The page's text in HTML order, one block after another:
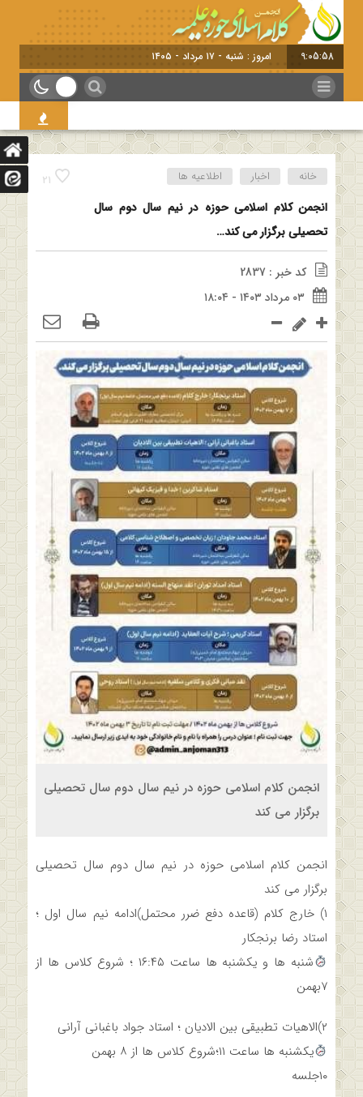
9:05:59 امروز : شنبه - ۱۷ مرداد - ۱۴۰۵
21 خانه اخبار اطلاعیه ها
انجمن کلام اسلامی حوزه در نیم سال دوم سال
تحصیلی برگزار می کند…
کد خبر : 2837
۰۳ مرداد ۱۴۰۳ - ۱۸:۰۴
انجمن کلام اسلامی حوزه در نیم سال دوم سال تحصیلی
برگزار می کند
انجمن کلام اسلامی حوزه در نیم سال دوم سال تحصیلی
برگزار می کند
۱) خارج کلام (قاعده دفع ضرر محتمل)ادامه نیم سال اول ؛
استاد رضا برنجکار
شنبه ها و یکشنبه ها ساعت ۱۶:۴۵ ؛ شروع کلاس ها از
۷بهمن
۲)الاهیات تطبیقی بین الادیان ؛ استاد جواد باغبانی آرانی
یکشنبه ها ساعت ۱۱؛شروع کلاس ها از ۸ بهمن
۱۰جلسه